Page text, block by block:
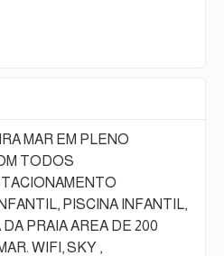
MAR EM PLENO
TODOS
PISCINA INFANTIL,
PRAIA AREA DE 200
WIFI, SKY ,